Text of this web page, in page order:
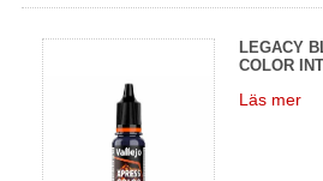
LEGACY
COLOR
Läs mer